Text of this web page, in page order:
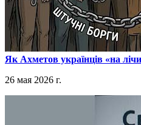
​Як Ахметов українців «на
26 мая 2026 г.